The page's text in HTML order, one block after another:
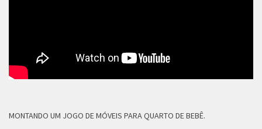
MONTANDO UM JOGO DE MÓVEIS PARA QUARTO DE BEBÊ.